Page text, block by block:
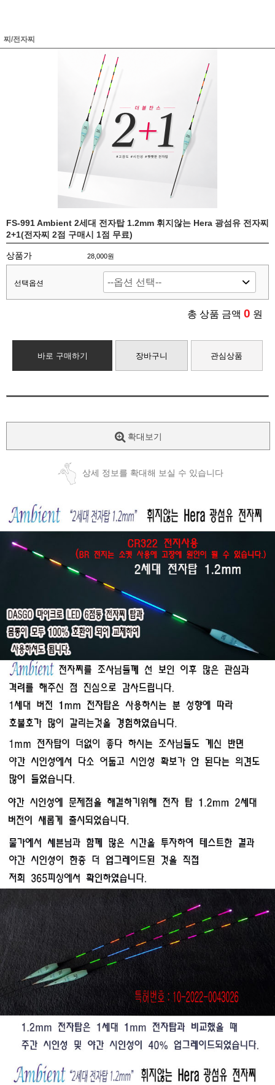
찌/전자찌
FS-991 Ambient 2세대 전자탑 1.2mm 휘지않는 Hera 광섬유 전자찌
2+1(전자찌 2점 구매시 1점 무료)
상품가 28,000원
선택옵션
총 상품 금액 0 원
바로 구매하기 장바구니 관심상품
확대보기
상세 정보를 확대해 보실 수 있습니다